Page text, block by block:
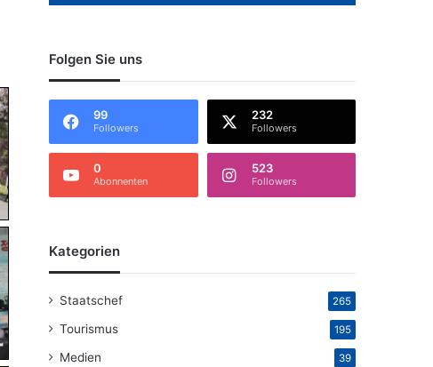
Folgen Sie uns
99
Followers
232
Followers
0
Abonnenten
523
Followers
Kategorien
Staatschef 265
Tourismus 195
Medien 39